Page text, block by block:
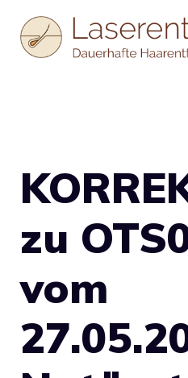
Inhalt
springen
zu
vom